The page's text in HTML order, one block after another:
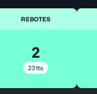
REBOTES
2
231to